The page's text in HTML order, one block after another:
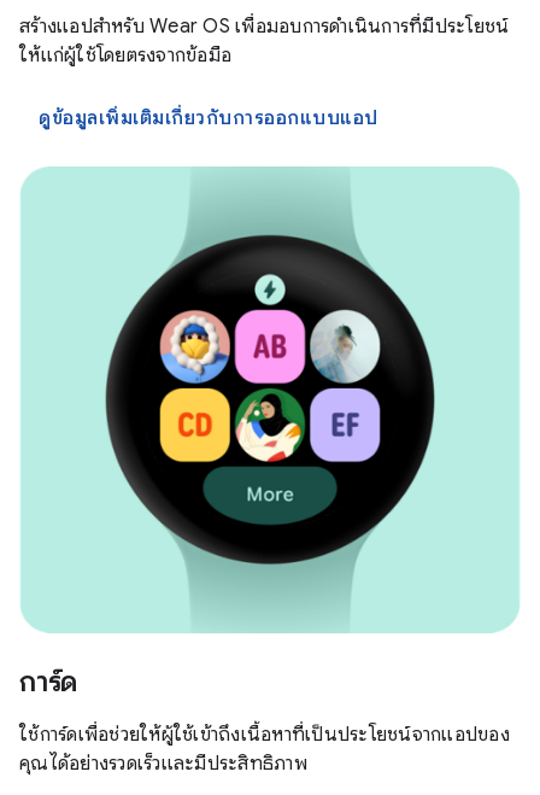
สร้างแอปสำหรับ Wear OS เพื่อมอบการดำเนินการที่มีประโยชน์
ให้แก่ผู้ใช้โดยตรงจากข้อมือ
ดูข้อมูลเพิ่มเติมเกี่ยวกับการออกแบบแอป
การ์ด
ใช้การ์ดเพื่อช่วยให้ผู้ใช้เข้าถึงเนื้อหาที่เป็นประโยชน์จากแอปของ
คุณได้อย่างรวดเร็วและมีประสิทธิภาพ